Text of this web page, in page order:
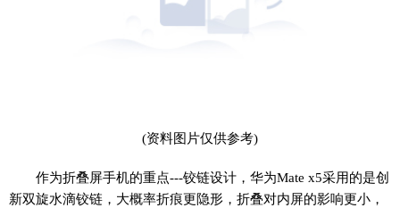
(资料图片仅供参考)
作为折叠屏手机的重点---铰链设计，华为Mate x5采用的是创
新双旋水滴铰链，大概率折痕更隐形，折叠对内屏的影响更小，